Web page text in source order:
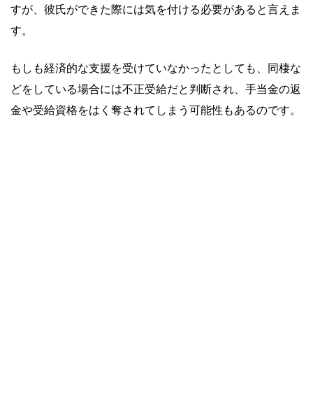
すが、彼氏ができた際には気を付ける必要があると言えま
す。
もしも経済的な支援を受けていなかったとしても、同棲な
どをしている場合には不正受給だと判断され、手当金の返
金や受給資格をはく奪されてしまう可能性もあるのです。